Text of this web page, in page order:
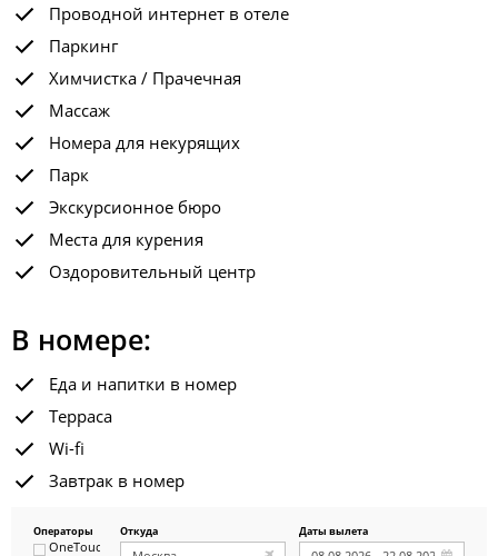
Проводной интернет в отеле
Паркинг
Химчистка / Прачечная
Массаж
Номера для некурящих
Парк
Экскурсионное бюро
Места для курения
Оздоровительный центр
В номере:
Еда и напитки в номер
Терраса
Wi-fi
Завтрак в номер
Операторы
OneTouch&Travel
Откуда Даты вылета